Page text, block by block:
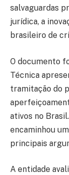
salvaguardas
jurídica, a
brasileiro de
O documento
Técnica
tramitação do
ativos no
encaminhou
principais
A entidade